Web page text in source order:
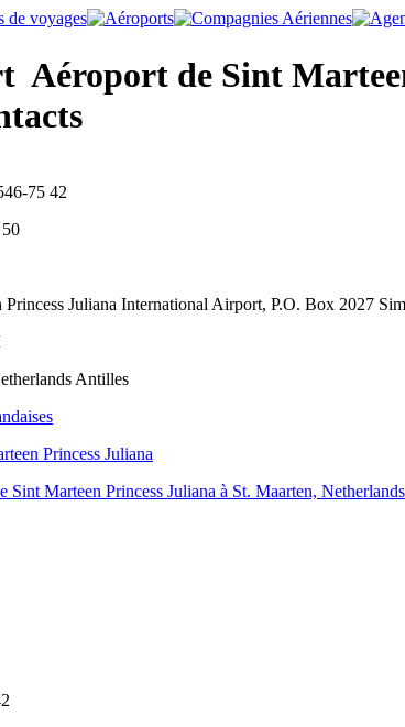
Aéroport de Sint
75 42
Princess Juliana International Airport, P.O. Box 2027
Antilles
Princess Juliana
Sint Marteen Princess Juliana à St. Maarten,